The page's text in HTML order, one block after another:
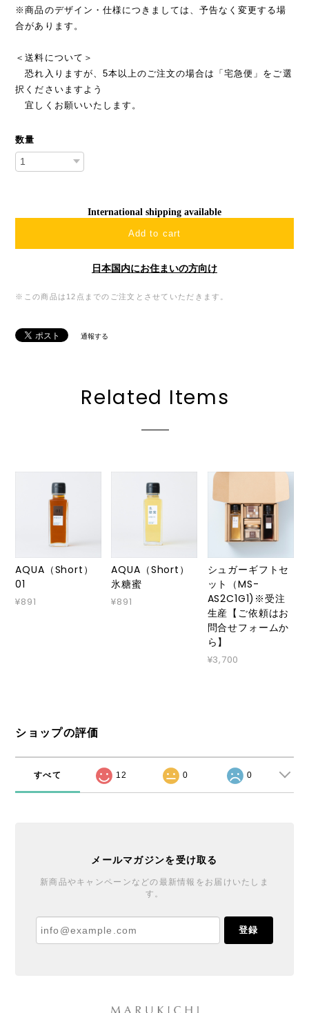
※商品のデザイン・仕様につきましては、予告なく変更する場
合があります。
＜送料について＞
恐れ入りますが、5本以上のご注文の場合は「宅急便」をご選
択くださいますよう
宜しくお願いいたします。
数量
International shipping available
Add to cart
日本国内にお住まいの方向け
※この商品は12点までのご注文とさせていただきます。
通報する
Related Items
AQUA（Short）
01
¥891
AQUA（Short）
氷糖蜜
¥891
シュガーギフトセ
ット（MS-
AS2C1G1)※受注
生産【ご依頼はお
問合せフォームか
ら】
¥3,700
ショップの評価
すべて 12 0 0
メールマガジンを受け取る
新商品やキャンペーンなどの最新情報をお届けいたしま
す。
登録